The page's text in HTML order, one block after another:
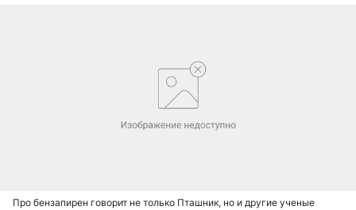
Про бензапирен говорит не только Пташник, но и другие ученые